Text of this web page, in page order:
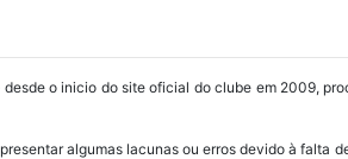
o inicio do site oficial do clube em 2009,
algumas lacunas ou erros devido à falta